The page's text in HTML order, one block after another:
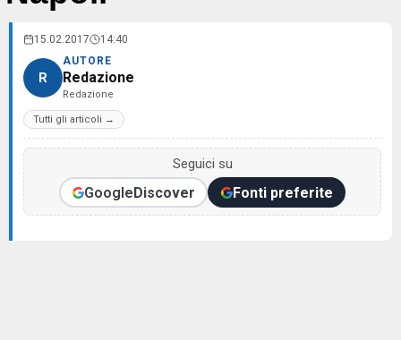
15.02.2017 14:40
R
AUTORE
Redazione
Redazione
Tutti gli articoli →
Seguici su
GoogleDiscover Fonti preferite